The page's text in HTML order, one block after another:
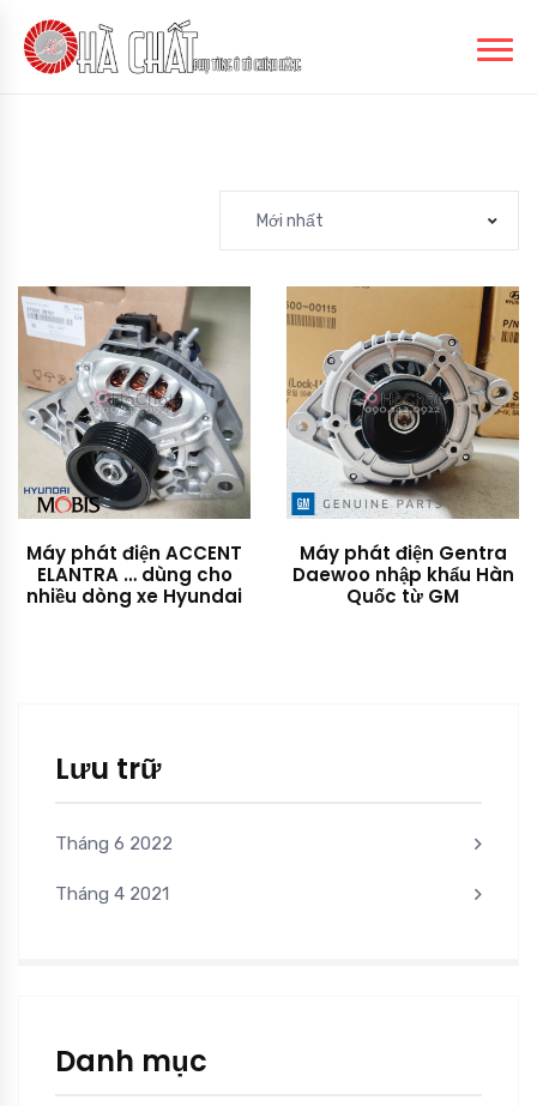
Lưu trữ
Tháng 6 2022
Tháng 4 2021
Danh mục
Mới nhất
Máy phát điện ACCENT
ELANTRA … dùng cho
nhiều dòng xe Hyundai
Máy phát điện Gentra
Daewoo nhập khẩu Hàn
Quốc từ GM